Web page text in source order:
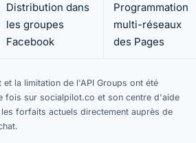
Distribution dans
les groupes
Facebook
Programmation
multi-réseaux
des Pages
la limitation de l'API Groups ont été
fois sur socialpilot.co et son centre d'aide
forfaits actuels directement auprès de